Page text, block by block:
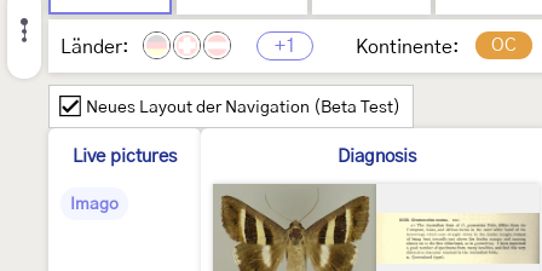
Länder: +1 Kontinente: OC
Neues Layout der Navigation (Beta Test)
Live pictures
Imago
Diagnosis